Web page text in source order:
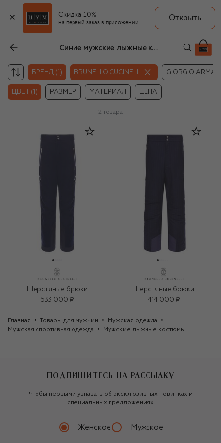
Скидка 10%
на первый заказ в приложении
Открыть
Синие мужские лыжные костюмы Brunello Cucinelli
БРЕНД (1) BRUNELLO CUCINELLI GIORGIO
ЦВЕТ (1) РАЗМЕР МАТЕРИАЛ ЦЕНА
2 товара
Шерстяные брюки
533 000 ₽
Шерстяные брюки
414 000 ₽
Главная Товары для мужчин
Мужская одежда
Мужская спортивная одежда
Мужские лыжные костюмы
ПОДПИШИТЕСЬ НА РАССЫЛКУ
Чтобы первыми узнавать об эксклюзивных новинках и
специальных предложениях
Женское Мужское